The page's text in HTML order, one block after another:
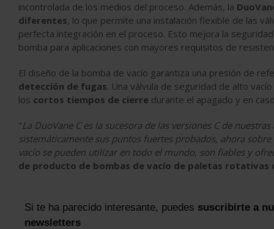
incontrolada de los medios del proceso. Además, la
diferentes, lo que permite una instalación flexible de las
perfecta integración en el proceso. Esto mejora la
bomba para aplicaciones con mayores requisitos de
El diseño de la bomba de vacío garantiza una presión de
detección de fugas. Una válvula de seguridad de alto
los cortos tiempos de cierre durante el apagado y en
"La DuoVane C es la sucesora de las versiones C de
sistemáticamente sus puntos fuertes probados, ahora
vacío se pueden utilizar en todo el mundo, son fiables y
de producto de bombas de vacío de paletas rotativas
Si te ha parecido interesante, puedes suscribirte a
newsletters